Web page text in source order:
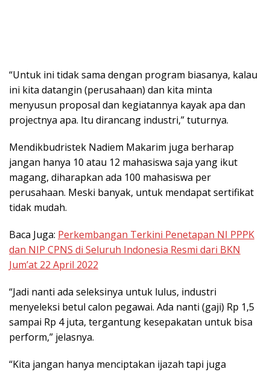
“Untuk ini tidak sama dengan program biasanya, kalau
ini kita datangin (perusahaan) dan kita minta
menyusun proposal dan kegiatannya kayak apa dan
projectnya apa. Itu dirancang industri,” tuturnya.
Mendikbudristek Nadiem Makarim juga berharap
jangan hanya 10 atau 12 mahasiswa saja yang ikut
magang, diharapkan ada 100 mahasiswa per
perusahaan. Meski banyak, untuk mendapat sertifikat
tidak mudah.
Baca Juga: Perkembangan Terkini Penetapan NI PPPK
dan NIP CPNS di Seluruh Indonesia Resmi dari BKN
Jum’at 22 April 2022
“Jadi nanti ada seleksinya untuk lulus, industri
menyeleksi betul calon pegawai. Ada nanti (gaji) Rp 1,5
sampai Rp 4 juta, tergantung kesepakatan untuk bisa
perform,” jelasnya.
“Kita jangan hanya menciptakan ijazah tapi juga